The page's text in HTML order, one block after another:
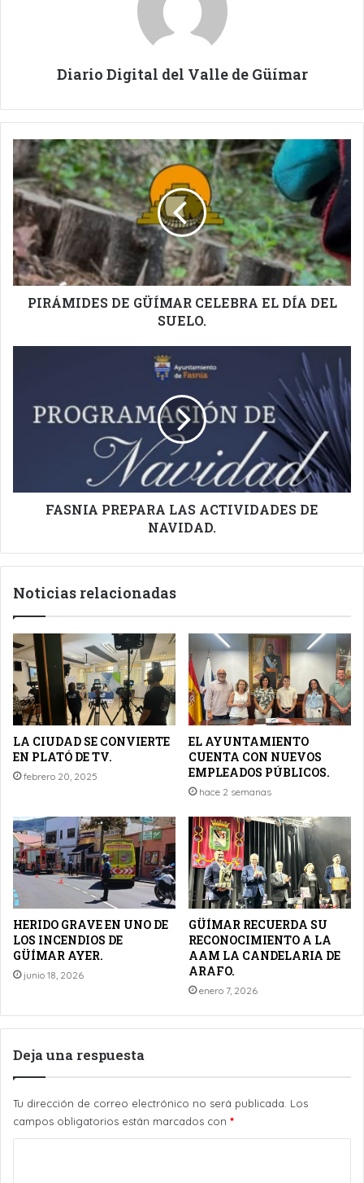
Diario Digital del Valle de Güímar
PIRÁMIDES
DE
GÜÍMAR
CELEBRA
EL
DÍA
DEL
SUELO.
PIRÁMIDES DE GÜÍMAR CELEBRA EL DÍA DEL
SUELO.
ACTIVIDADES
FASNIA PREPARA LAS ACTIVIDADES DE
NAVIDAD.
Noticias relacionadas
LA CIUDAD SE CONVIERTE
EN PLATÓ DE TV.
febrero 20, 2025
EL AYUNTAMIENTO
CUENTA CON NUEVOS
EMPLEADOS PÚBLICOS.
hace 2 semanas
HERIDO GRAVE EN UNO DE
LOS INCENDIOS DE
GÜÍMAR AYER.
junio 18, 2026
GÜÍMAR RECUERDA SU
RECONOCIMIENTO A LA
AAM LA CANDELARIA DE
ARAFO.
enero 7, 2026
Deja una respuesta
Tu dirección de correo electrónico no será publicada. Los
campos obligatorios están marcados con *